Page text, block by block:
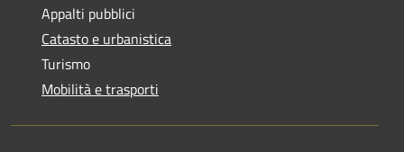
Appalti pubblici
Catasto e urbanistica
Turismo
Mobilità e trasporti